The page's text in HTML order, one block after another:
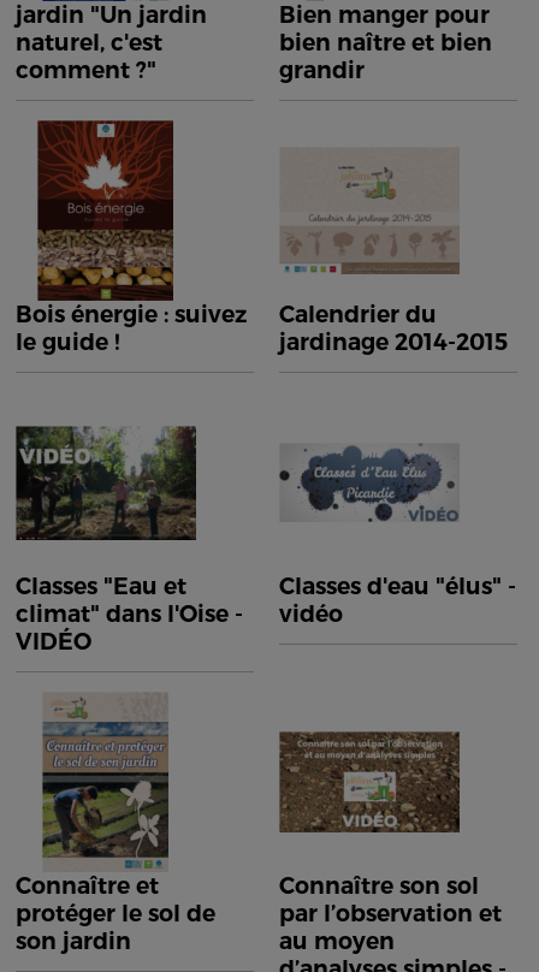
jardin "Un jardin
naturel, c'est
comment ?"
Bien manger pour
bien naître et bien
grandir
Bois énergie : suivez
le guide !
Calendrier du
jardinage 2014-2015
Classes "Eau et
climat" dans l'Oise -
VIDÉO
Classes d'eau "élus" -
vidéo
Connaître et
protéger le sol de
son jardin
Connaître son sol
par l’observation et
au moyen